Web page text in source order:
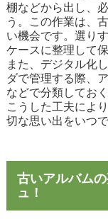
棚などから出し、
う。この作業は、
い機会です。選り
ケースに整理して保
また、デジタル化
ダで管理する際、
などで分類してお
こうした工夫によ
切な思い出をいつ
古いアルバム
ュ！